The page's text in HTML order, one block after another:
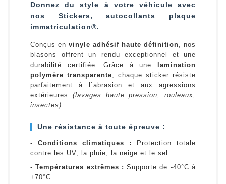
Donnez du style à votre véhicule avec
nos Stickers, autocollants plaque
immatriculation®.
Conçus en vinyle adhésif haute définition, nos
blasons offrent un rendu exceptionnel et une
durabilité certifiée. Grâce à une
lamination
polymère transparente, chaque sticker résiste
parfaitement à l`abrasion et aux agressions
extérieures (lavages haute pression, rouleaux,
insectes).
Une résistance à toute épreuve :
- Conditions climatiques :
Protection totale
contre les UV, la pluie, la neige et le sel.
-Températures extrêmes : Supporte de -40°C à
+70°C.